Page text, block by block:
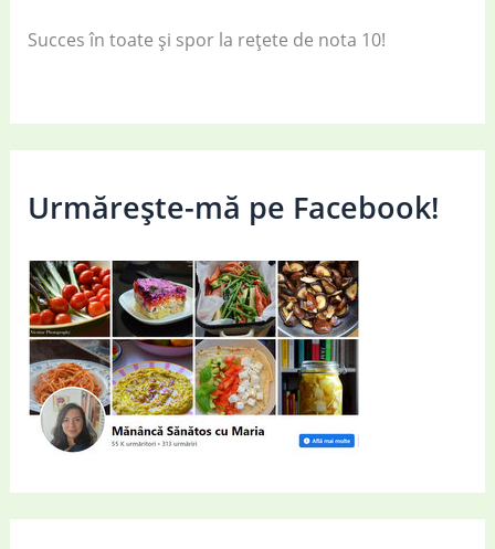
Succes în toate și spor la rețete de nota 10!
Urmărește-mă pe Facebook!